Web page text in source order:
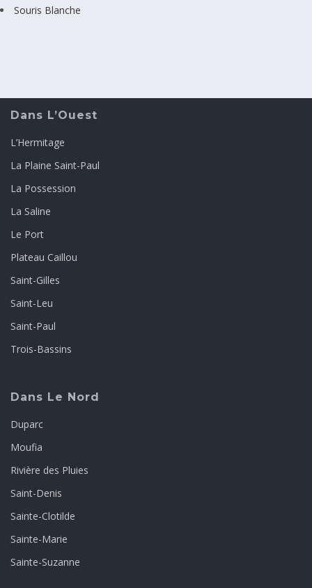
Souris Blanche
Dans L’Ouest
L’Hermitage
La Plaine Saint-Paul
La Possession
La Saline
Le Port
Plateau Caillou
Saint-Gilles
Saint-Leu
Saint-Paul
Trois-Bassins
Dans Le Nord
Duparc
Moufia
Rivière des Pluies
Saint-Denis
Sainte-Clotilde
Sainte-Marie
Sainte-Suzanne